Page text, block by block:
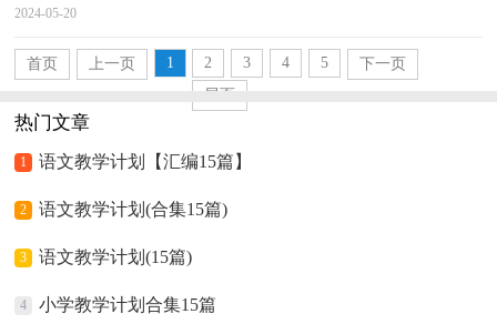
么计划怎么拟定才能发挥它最大的作用呢？下面是小编为大...
2024-05-20
首页 上一页 1 2 3 4 5
下一页
尾页
热门文章
1 语文教学计划【汇编15篇】
2 语文教学计划(合集15篇)
3 语文教学计划(15篇)
4 小学教学计划合集15篇